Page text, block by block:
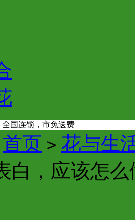
首页 > 花与生
白，应该怎么